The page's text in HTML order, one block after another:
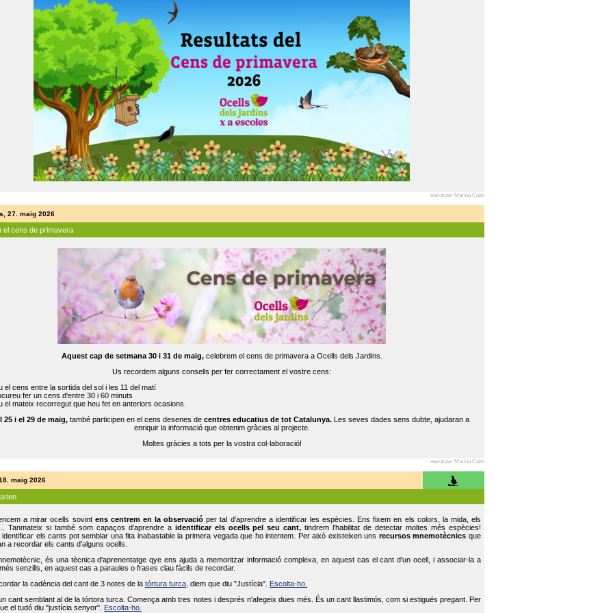
enviat per Marina Cuito
27. maig 2026
el cens de primavera
Aquest cap de setmana 30 i 31 de maig,celebrem el cens de primavera a Ocells dels Jardins.
Us recordem alguns consells per fer correctament el vostre cens:
el cens entre la sortida del sol i les 11 del matí
fer un cens d'entre 30 i 60 minuts
el mateix recorregut que heu fet en anteriors ocasions.
25 i el 29 de maig,també participen en el cens desenes de centres educatius de tot Catalunya.Les seves dades sens dubte, ajudaran a
enriquir la informació que obtenim gràcies al projecte.
Moltes gràcies a tots per la vostra col·laboració!
enviat per Marina Cuito
maig 2026
a mirar ocells sovint ens centrem en la observació per tal d’aprendre a identificar les espècies. Ens fixem en els colors, la mida, els
Tanmateix si també som capaços d’aprendre a identificar els ocells pel seu cant, tindrem l'habilitat de detectar moltes més espècies!
els cants pot semblar una fita inabastable la primera vegada que ho intentem. Per això existeixen uns recursos mnemotècnics que
a recordar els cants d’alguns ocells.
és una tècnica d'aprenentatge qye ens ajuda a memoritzar informació complexa, en aquest cas el cant d'un ocell, i associar-la a
senzills, en aquest cas a paraules o frases clau fàcils de recordar.
la cadència del cant de 3 notes de la tórtura turca , diem que diu "Justícia".
Escolta-ho.
cant semblant al de la tórtora turca. Comença amb tres notes i després n'afegeix dues més. És un cant llastimós, com si estigués pregant. Per
el tudó diu "justícia senyor".
Escolta-ho.